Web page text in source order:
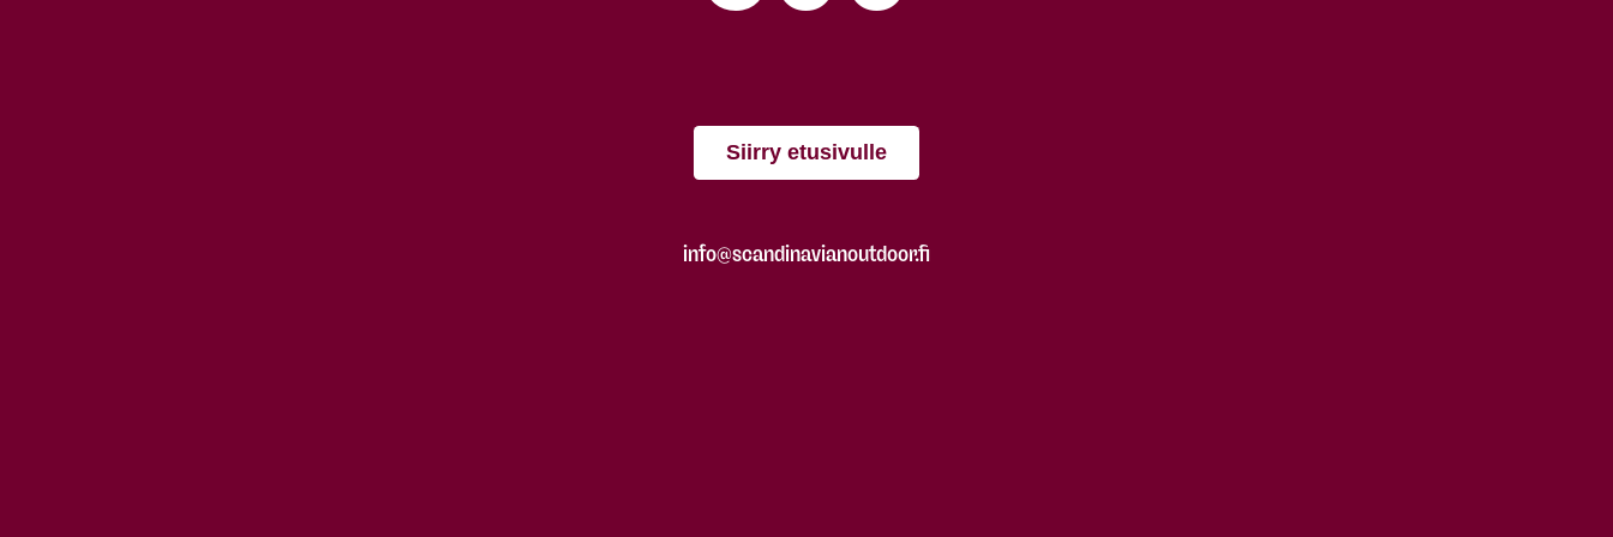
Siirry etusivulle
info@scandinavianoutdoor.fi